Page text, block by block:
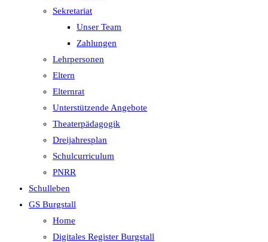
Sekretariat
Unser Team
Zahlungen
Lehrpersonen
Eltern
Elternrat
Unterstützende Angebote
Theaterpädagogik
Dreijahresplan
Schulcurriculum
PNRR
Schulleben
GS Burgstall
Home
Digitales Register Burgstall